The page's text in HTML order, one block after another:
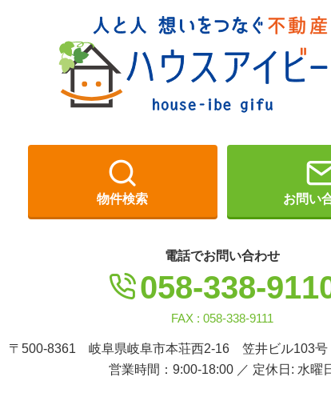
物件検索 お問い
電話でお問い合わせ
058-338-
FAX : 058-338-9111
〒500-8361 岐阜県岐阜市本荘西2-16 笠井ビル103号
営業時間：9:00-18:00 ／ 定休日: 水曜